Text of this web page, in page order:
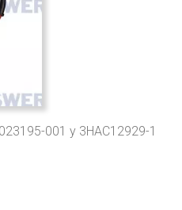
001 y 3HAC12929-1